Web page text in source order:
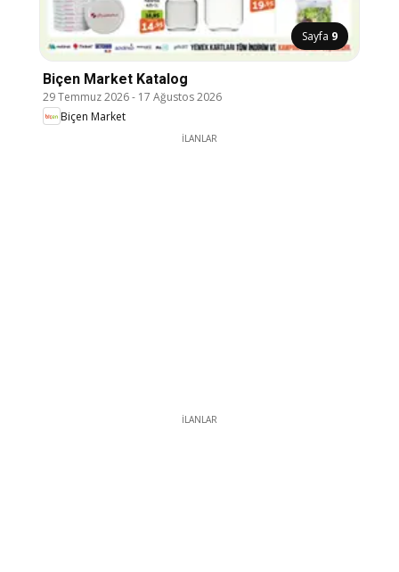
Sayfa 9
Biçen Market Katalog
29 Temmuz 2026- 17 Ağustos 2026
Biçen Market
İLANLAR
İLANLAR